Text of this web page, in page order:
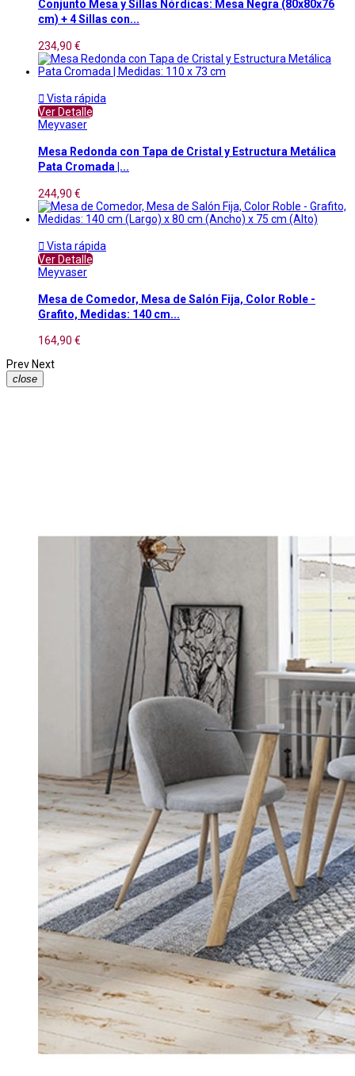
Conjunto Mesa y Sillas Nórdicas: Mesa Negra (80x80x76
cm) + 4 Sillas con...
234,90 €
 Vista rápida
Ver Detalle
Meyvaser
Mesa Redonda con Tapa de Cristal y Estructura Metálica
Pata Cromada |...
244,90 €
 Vista rápida
Ver Detalle
Meyvaser
Mesa de Comedor, Mesa de Salón Fija, Color Roble -
Grafito, Medidas: 140 cm...
164,90 €
Prev Next
close